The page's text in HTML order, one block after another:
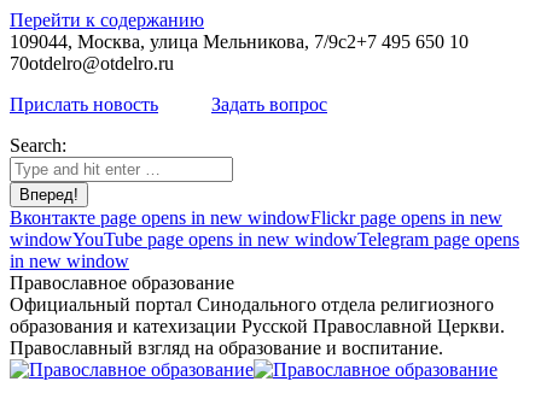
Перейти к содержанию
109044, Москва, улица Мельникова, 7/9с2+7 495 650 10
70otdelro@otdelro.ru
Прислать новость
Задать вопрос
Search:
Вконтакте page opens in new windowFlickr page opens in new
windowYouTube page opens in new windowTelegram page opens
in new window
Православное образование
Официальный портал Синодального отдела религиозного
образования и катехизации Русской Православной Церкви.
Православный взгляд на образование и воспитание.